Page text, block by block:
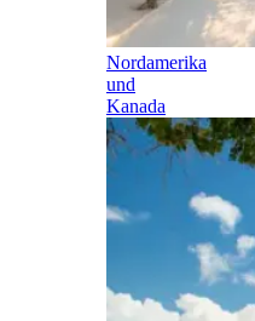
Nordamerika
und
Kanada